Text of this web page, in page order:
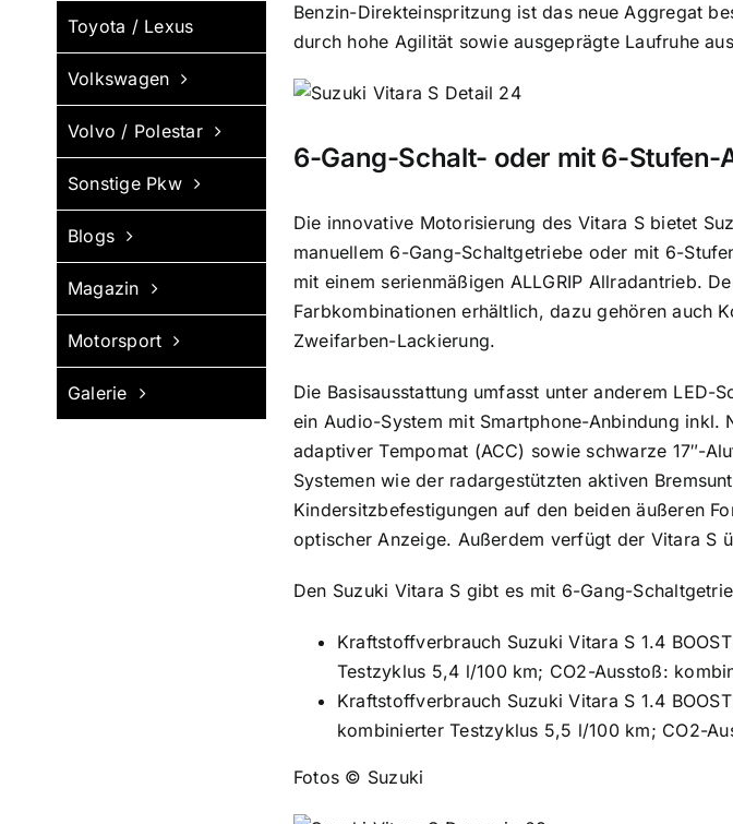
Toyota / Lexus
Volkswagen
Volvo / Polestar
Sonstige Pkw
Blogs
Magazin
Motorsport
Galerie
Benzin-Direkteinspritzung ist das neue Aggregat
durch hohe Agilität sowie ausgeprägte Laufruhe
6-Gang-Schalt- oder mit 6-Stufen-
Die innovative Motorisierung des Vitara S bietet
manuellem 6-Gang-Schaltgetriebe oder mit 6-
mit einem serienmäßigen ALLGRIP Allradantrieb.
Farbkombinationen erhältlich, dazu gehören auch
Zweifarben-Lackierung.
Die Basisausstattung umfasst unter anderem
ein Audio-System mit Smartphone-Anbindung
adaptiver Tempomat (ACC) sowie schwarze 17″-
Systemen wie der radargestützten aktiven
Kindersitzbefestigungen auf den beiden äußeren
optischer Anzeige. Außerdem verfügt der Vitara S
Den Suzuki Vitara S gibt es mit 6-Gang-
Kraftstoffverbrauch Suzuki Vitara S 1.4
Testzyklus 5,4 l/100 km; CO2-Ausstoß:
Kraftstoffverbrauch Suzuki Vitara S 1.4
kombinierter Testzyklus 5,5 l/100 km; CO2-
Fotos © Suzuki